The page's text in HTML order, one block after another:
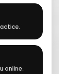
online.